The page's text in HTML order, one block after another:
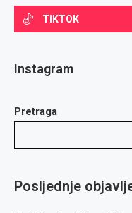
TIKTOK
Instagram
Pretraga
Posljednje